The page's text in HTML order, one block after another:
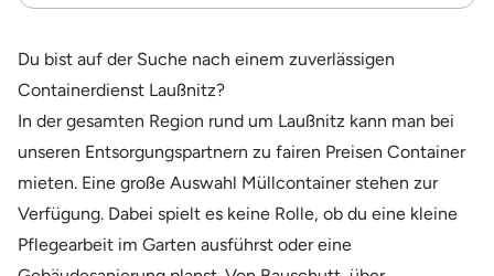
Du bist auf der Suche nach einem zuverlässigen
Containerdienst Laußnitz?
In der gesamten Region rund um Laußnitz kann man bei
unseren Entsorgungspartnern zu fairen Preisen Container
mieten. Eine große Auswahl Müllcontainer stehen zur
Verfügung. Dabei spielt es keine Rolle, ob du eine kleine
Pflegearbeit im Garten ausführst oder eine